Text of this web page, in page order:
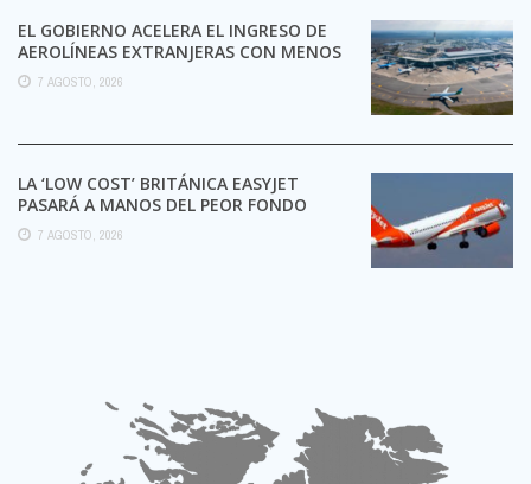
EL GOBIERNO ACELERA EL INGRESO DE
AEROLÍNEAS EXTRANJERAS CON MENOS
TRÁMITES
7 AGOSTO, 2026
LA ‘LOW COST’ BRITÁNICA EASYJET
PASARÁ A MANOS DEL PEOR FONDO
POSIBLE:
7 AGOSTO, 2026